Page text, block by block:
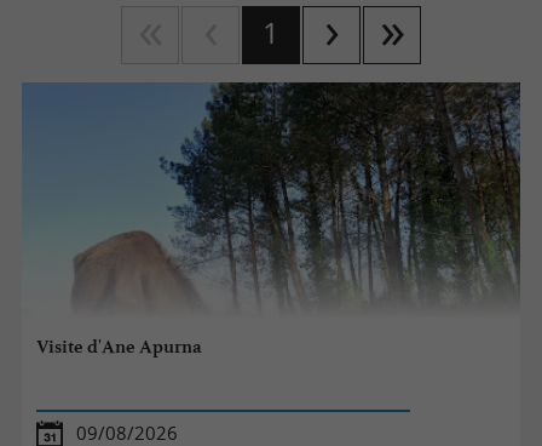
1
Visite d'Ane Apurna
09/08/2026